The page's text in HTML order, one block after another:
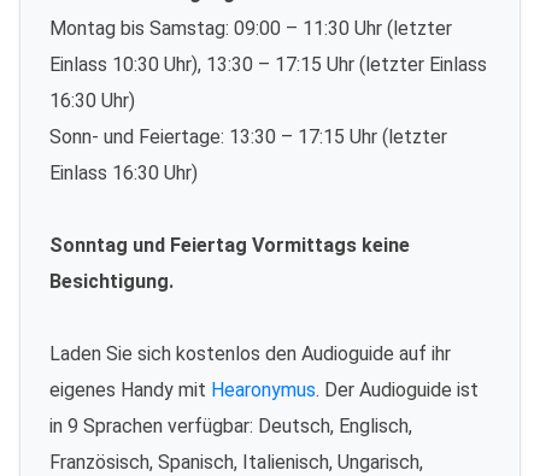
Montag bis Samstag: 09:00 – 11:30 Uhr (letzter
Einlass 10:30 Uhr), 13:30 – 17:15 Uhr (letzter Einlass
16:30 Uhr)
Sonn- und Feiertage: 13:30 – 17:15 Uhr (letzter
Einlass 16:30 Uhr)
Sonntag und Feiertag Vormittags keine
Besichtigung.
Laden Sie sich kostenlos den Audioguide auf ihr
eigenes Handy mit Hearonymus. Der Audioguide ist
in 9 Sprachen verfügbar: Deutsch, Englisch,
Französisch, Spanisch, Italienisch, Ungarisch,